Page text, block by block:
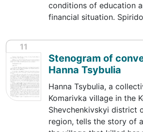
conditions of education
financial situation.
11
Stenogram of
Hanna Tsybulia
Hanna Tsybulia, a
Komarivka village in the
Shevchenkivskyi district
region, tells the story of